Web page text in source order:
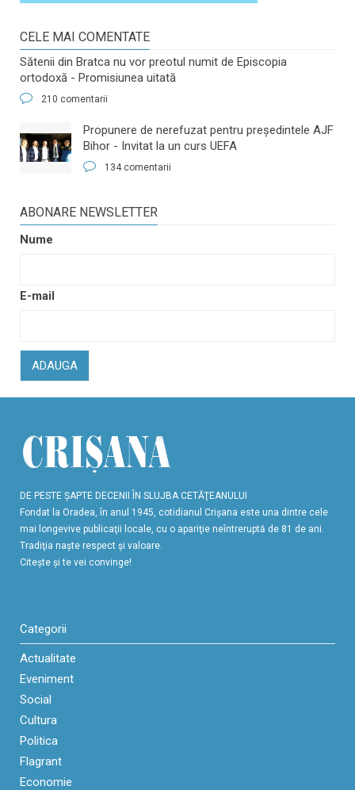
CELE MAI COMENTATE
Sătenii din Bratca nu vor preotul numit de Episcopia
ortodoxă - Promisiunea uitată
210 comentarii
​Propunere de nerefuzat pentru preşedintele AJF
Bihor - Invitat la un curs UEFA
134 comentarii
ABONARE NEWSLETTER
Nume
E-mail
ADAUGA
DE PESTE ŞAPTE DECENII ÎN SLUJBA CETĂŢEANULUI
Fondat la Oradea, în anul 1945, cotidianul Crişana este una dintre cele
mai longevive publicaţii locale, cu o apariţie neîntreruptă de 81 de ani.
Tradiţia naşte respect şi valoare.
Citeşte şi te vei convinge!
Categorii
Actualitate
Eveniment
Social
Cultura
Politica
Flagrant
Economie